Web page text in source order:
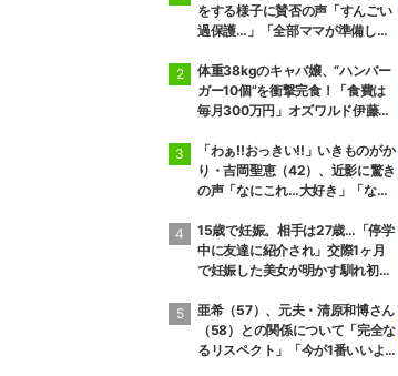
をする様子に賛否の声「すんごい
過保護…」「全部ママが準備して
体重38kgのキャバ嬢、“ハンバー
ガー10個”を衝撃完食！「食費は
毎月300万円」オズワルド伊藤も
「わぁ!!おっきい!!」いきものがか
り・吉岡聖恵（42）、近影に驚き
の声「なにこれ…大好き」「なん
15歳で妊娠。相手は27歳…「停学
中に友達に紹介され」交際1ヶ月
で妊娠した美女が明かす馴れ初め
絶句
亜希（57）、元夫・清原和博さん
（58）との関係について「完全な
るリスペクト」「今が1番いいよ